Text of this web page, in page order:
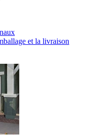
et la livraison